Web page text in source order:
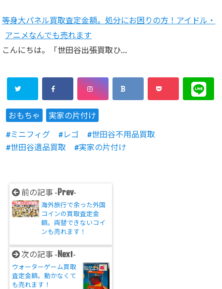
等身大パネル買取査定金額。処分にお困りの方！アイドル・
アニメなんでも売れます
こんにちは。「世田谷出張買取ひ…
おもちゃ
実家の片付け
ミニフィグ
レゴ
世田谷不用品買取
世田谷遺品買取
実家の片付け
前の記事 -Prev-
海外旅行で余った外国
コインの買取査定金
額。両替できないコイ
ンも売れます！
次の記事 -Next-
ウォーターゲーム買取
査定金額。動かなくて
も売れます！